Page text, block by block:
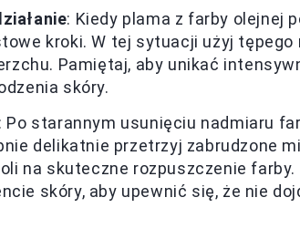
: Kiedy plama z farby olejnej
kroki. W tej sytuacji użyj tępego
Pamiętaj, aby unikać
skóry.
: Po starannym usunięciu nadmiaru
delikatnie przetrzyj zabrudzone
na skuteczne rozpuszczenie
skóry, aby upewnić się, że nie